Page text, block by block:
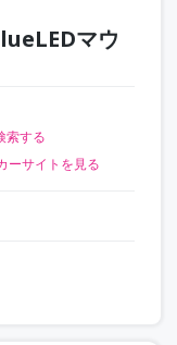
マウ
索する
ーサイトを見る